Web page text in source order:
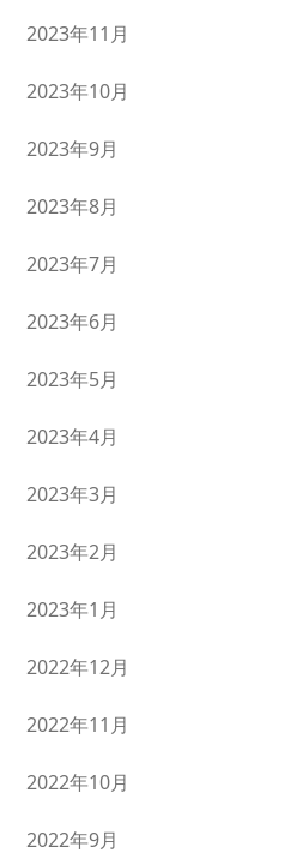
2023年11月
2023年10月
2023年9月
2023年8月
2023年7月
2023年6月
2023年5月
2023年4月
2023年3月
2023年2月
2023年1月
2022年12月
2022年11月
2022年10月
2022年9月